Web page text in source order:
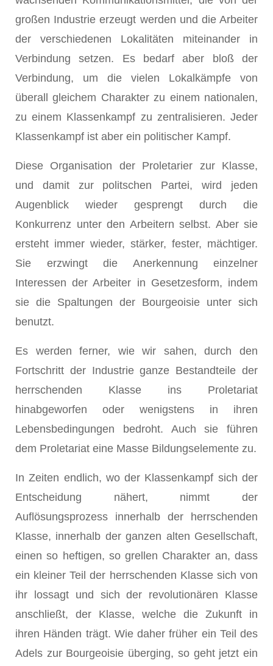
großen Industrie erzeugt werden und die Arbeiter
der verschiedenen Lokalitäten miteinander in
Verbindung setzen. Es bedarf aber bloß der
Verbindung, um die vielen Lokalkämpfe von
überall gleichem Charakter zu einem nationalen,
zu einem Klassenkampf zu zentralisieren. Jeder
Klassenkampf ist aber ein politischer Kampf.
Diese Organisation der Proletarier zur Klasse,
und damit zur politschen Partei, wird jeden
Augenblick wieder gesprengt durch die
Konkurrenz unter den Arbeitern selbst. Aber sie
ersteht immer wieder, stärker, fester, mächtiger.
Sie erzwingt die Anerkennung einzelner
Interessen der Arbeiter in Gesetzesform, indem
sie die Spaltungen der Bourgeoisie unter sich
benutzt.
Es werden ferner, wie wir sahen, durch den
Fortschritt der Industrie ganze Bestandteile der
herrschenden Klasse ins Proletariat
hinabgeworfen oder wenigstens in ihren
Lebensbedingungen bedroht. Auch sie führen
dem Proletariat eine Masse Bildungselemente zu.
In Zeiten endlich, wo der Klassenkampf sich der
Entscheidung nähert, nimmt der
Auflösungsprozess innerhalb der herrschenden
Klasse, innerhalb der ganzen alten Gesellschaft,
einen so heftigen, so grellen Charakter an, dass
ein kleiner Teil der herrschenden Klasse sich von
ihr lossagt und sich der revolutionären Klasse
anschließt, der Klasse, welche die Zukunft in
ihren Händen trägt. Wie daher früher ein Teil des
Adels zur Bourgeoisie überging, so geht jetzt ein